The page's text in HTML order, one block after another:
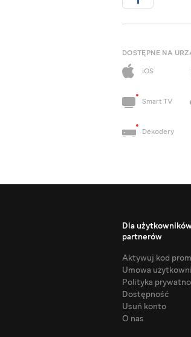
DOSTĘPNE NA
iOS
Smart TV
Dekodery
Dla
partnerów
Aktywuj kod
Umowa
Polityka
Dostępność
Usuń konto
O nas